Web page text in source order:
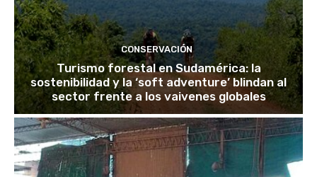
CONSERVACIÓN
Turismo forestal en Sudamérica: la
sostenibilidad y la ‘soft adventure’ blindan al
sector frente a los vaivenes globales